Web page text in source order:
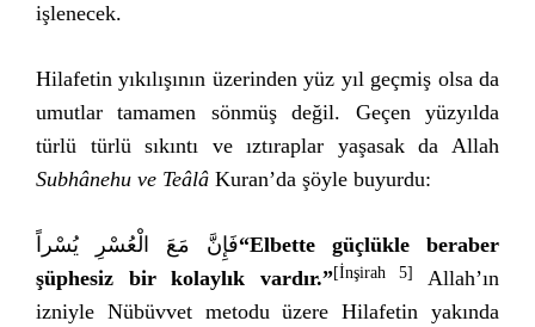
işlenecek.
Hilafetin yıkılışının üzerinden yüz yıl geçmiş olsa da
umutlar tamamen sönmüş değil. Geçen yüzyılda
türlü türlü sıkıntı ve ıztıraplar yaşasak da Allah
Subhânehu ve Teâlâ Kuran’da şöyle buyurdu:
فَإِنَّ مَعَ الْعُسْرِ يُسْراً“Elbette güçlükle beraber
şüphesiz bir kolaylık vardır.”[İnşirah 5] Allah’ın
izniyle Nübüvvet metodu üzere Hilafetin yakında